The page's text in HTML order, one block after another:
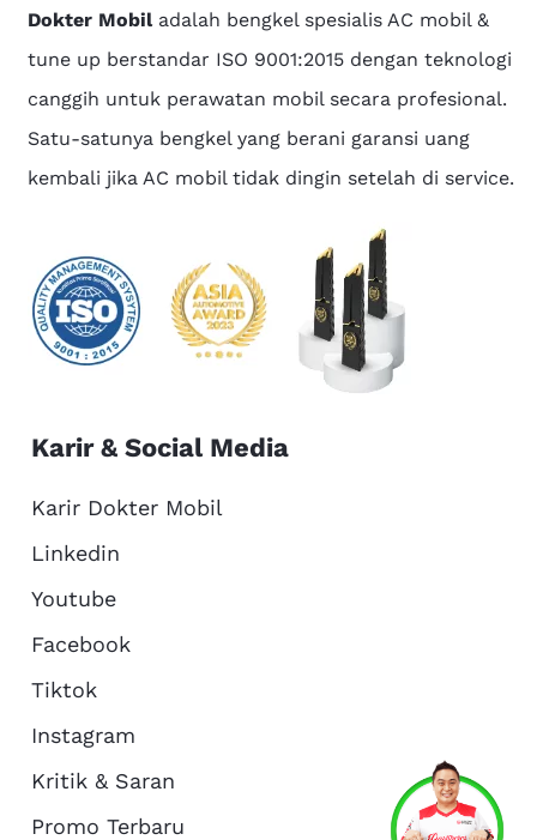
About Us
Dokter Mobiladalah bengkel spesialis AC mobil &
tune up berstandar ISO 9001:2015 dengan teknologi
canggih untuk perawatan mobil secara profesional.
Satu-satunya bengkel yang berani garansi uang
kembali jika AC mobil tidak dingin setelah di service.
Karir & Social Media
Karir Dokter Mobil
Linkedin
Youtube
Facebook
Tiktok
Instagram
Kritik & Saran
Promo Terbaru